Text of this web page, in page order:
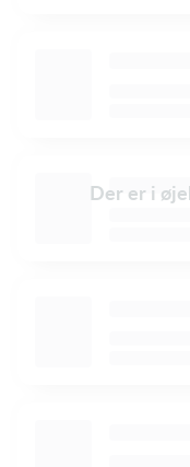
Der er i